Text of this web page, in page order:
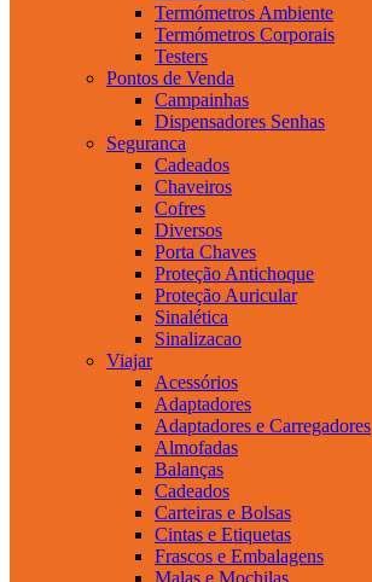
Termómetros Ambiente
Termómetros Corporais
Testers
Pontos de Venda
Campainhas
Dispensadores Senhas
Seguranca
Cadeados
Chaveiros
Cofres
Diversos
Porta Chaves
Proteção Antichoque
Proteção Auricular
Sinalética
Sinalizacao
Viajar
Acessórios
Adaptadores
Adaptadores e Carregadores
Almofadas
Balanças
Cadeados
Carteiras e Bolsas
Cintas e Etiquetas
Frascos e Embalagens
Malas e Mochilas